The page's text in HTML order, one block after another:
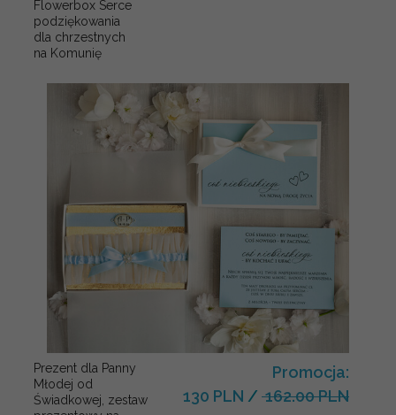
Flowerbox Serce
podziękowania
dla chrzestnych
na Komunię
Prezent dla Panny
Młodej od
Świadkowej, zestaw
Promocja:
130 PLN / 162.00 PLN